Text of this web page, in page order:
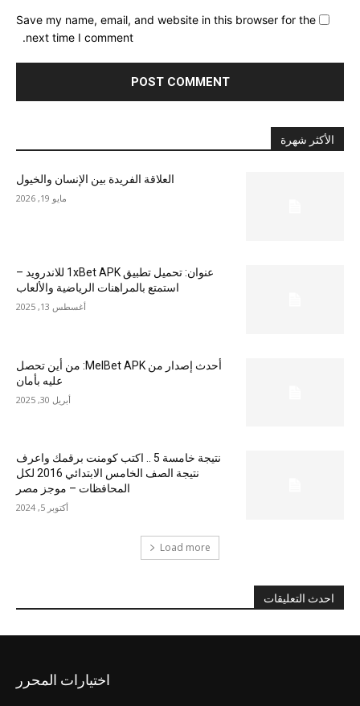
Save my name, email, and website in this browser for the
next time I comment.
الأكثر شهرة
العلاقة الفريدة بين الإنسان والخيول
مايو 19, 2026
عنوان: تحميل تطبيق 1xBet APK للاندرويد –
استمتع بالمراهنات الرياضية والألعاب
أغسطس 13, 2025
أحدث إصدار من MelBet APK: من أين تحصل
عليه بأمان
أبريل 30, 2025
نتيجة خامسة 5 .. اكتب كومنت برقمك واعرف
نتيجة الصف الخامس الابتدائي 2016 لكل
المحافظات – موجز مصر
أكتوبر 5, 2024
Load more
احدث التعليقات
اختيارات المحرر